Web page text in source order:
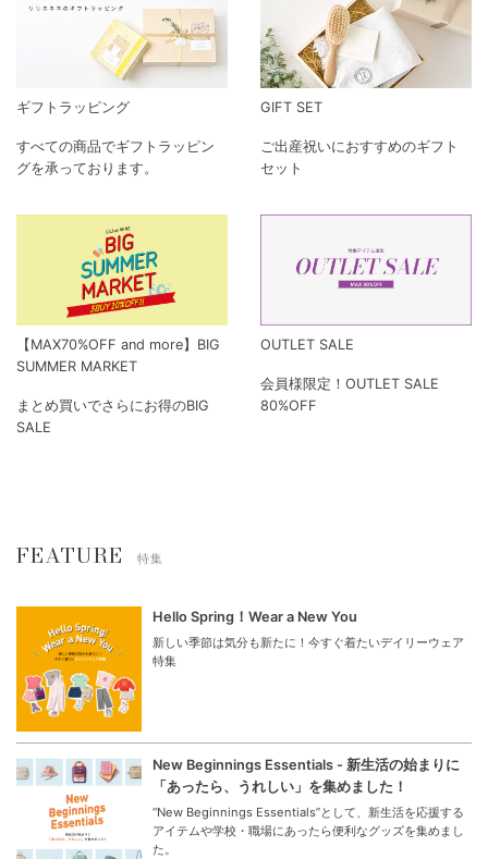
ギフトラッピング
すべての商品でギフトラッピン
グを承っております。
GIFT SET
ご出産祝いにおすすめのギフト
セット
【MAX70%OFF and more】BIG
SUMMER MARKET
まとめ買いでさらにお得のBIG
SALE
OUTLET SALE
会員様限定！OUTLET SALE
80%OFF
FEATURE 特集
Hello Spring！Wear a New You
新しい季節は気分も新たに！今すぐ着たいデイリーウェア
特集
New Beginnings Essentials - 新生活の始まりに
「あったら、うれしい」を集めました！
“New Beginnings Essentials”として、新生活を応援する
アイテムや学校・職場にあったら便利なグッズを集めまし
た。